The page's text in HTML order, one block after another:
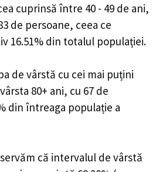
cuprinsă între 40 - 49 de ani,
de persoane, ceea ce
16.51% din totalul populației.
de vârstă cu cei mai puțini
80+ ani, cu 67 de
din întreaga populație a
că intervalul de vârstă